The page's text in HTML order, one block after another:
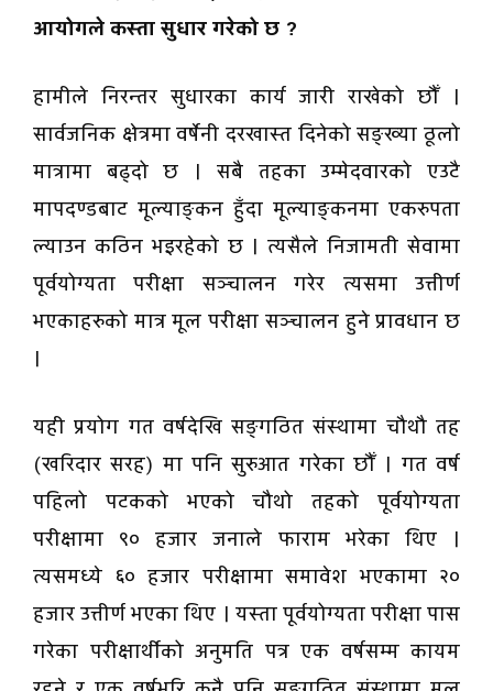
आयोगले कस्ता सुधार गरेको छ ?
हामीले निरन्तर सुधारका कार्य जारी राखेको छौँ ।
सार्वजनिक क्षेत्रमा वर्षेनी दरखास्त दिनेको सङ्ख्या ठूलो
मात्रामा बढ्दो छ । सबै तहका उम्मेदवारको एउटै
मापदण्डबाट मूल्याङ्कन हुँदा मूल्याङ्कनमा एकरुपता
ल्याउन कठिन भइरहेको छ । त्यसैले निजामती सेवामा
पूर्वयोग्यता परीक्षा सञ्चालन गरेर त्यसमा उत्तीर्ण
भएकाहरुको मात्र मूल परीक्षा सञ्चालन हुने प्रावधान छ
।
यही प्रयोग गत वर्षदेखि सङ्गठित संस्थामा चौथौ तह
(खरिदार सरह) मा पनि सुरुआत गरेका छौँ । गत वर्ष
पहिलो पटकको भएको चौथो तहको पूर्वयोग्यता
परीक्षामा ९० हजार जनाले फाराम भरेका थिए ।
त्यसमध्ये ६० हजार परीक्षामा समावेश भएकामा २०
हजार उत्तीर्ण भएका थिए । यस्ता पूर्वयोग्यता परीक्षा पास
गरेका परीक्षार्थीको अनुमति पत्र एक वर्षसम्म कायम